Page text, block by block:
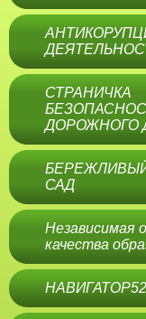
СТРАНИЧКА
ДОРОЖНОГО
САД
Независимая
качества
НАВИГАТОР52